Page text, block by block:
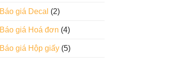
Báo giá Decal (2)
Báo giá Hoá đơn (4)
Báo giá Hộp giấy(5)